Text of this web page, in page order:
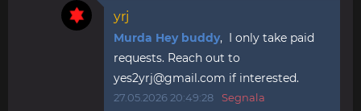
yrj
Murda Hey buddy, I only take paid
requests. Reach out to
yes2yrj@gmail.com if interested.
27.05.2026 20:49:28 Segnala